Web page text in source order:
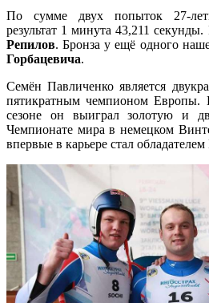
По сумме двух попыток 27-
результат 1 минута 43,211
Репилов. Бронза у ещё одного
Горбацевича.
Семён Павличенко является
пятикратным чемпионом
сезоне он выиграл золотую и
Чемпионате мира в немецком
впервые в карьере стал